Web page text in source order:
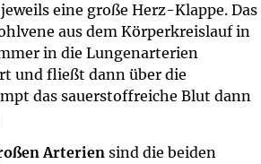
eine große Herz-Klappe. Das
aus dem Körperkreislauf in
in die Lungenarterien
und fließt dann über die
das sauerstoffreiche Blut dann
Arterien sind die beiden